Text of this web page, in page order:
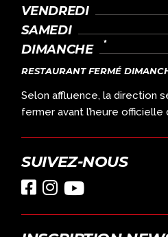
VENDREDI
SAMEDI
DIMANCHE
RESTAURANT FERMÉ
Selon affluence, la direction
fermer avant l’heure
SUIVEZ-NOUS